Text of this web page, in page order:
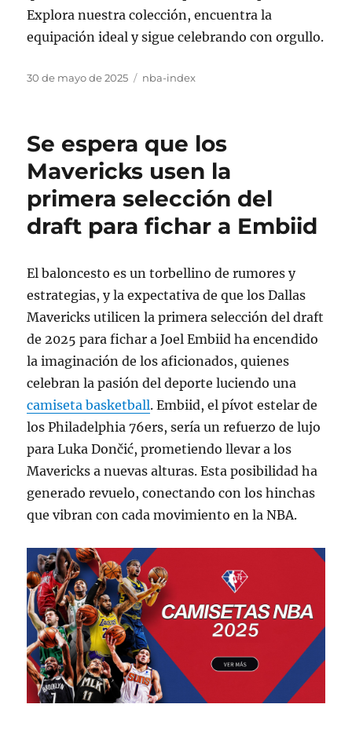
Explora nuestra colección, encuentra la
equipación ideal y sigue celebrando con orgullo.
Publicado
30 de mayo de 2025 Categorías
nba-index
Se espera que los
Mavericks usen la
primera selección del
draft para fichar a Embiid
El baloncesto es un torbellino de rumores y
estrategias, y la expectativa de que los Dallas
Mavericks utilicen la primera selección del draft
de 2025 para fichar a Joel Embiid ha encendido
la imaginación de los aficionados, quienes
celebran la pasión del deporte luciendo una
camiseta basketball. Embiid, el pívot estelar de
los Philadelphia 76ers, sería un refuerzo de lujo
para Luka Dončić, prometiendo llevar a los
Mavericks a nuevas alturas. Esta posibilidad ha
generado revuelo, conectando con los hinchas
que vibran con cada movimiento en la NBA.